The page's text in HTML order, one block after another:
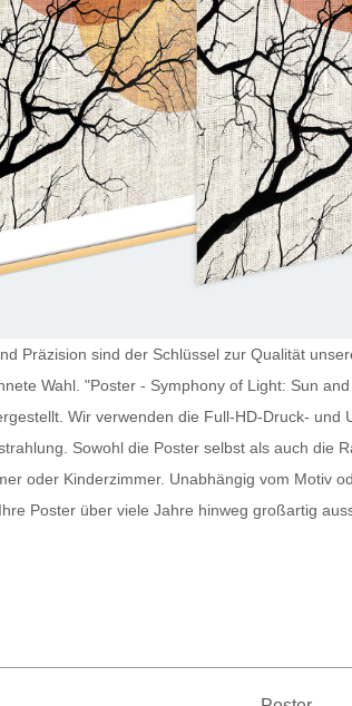
Präzision sind der Schlüssel zur Qualität
Wahl. "Poster - Symphony of Light: Sun
Wir verwenden die Full-HD-Druck-
Sowohl die Poster selbst als auch die
oder Kinderzimmer. Unabhängig vom Motiv
Poster über viele Jahre hinweg großartig